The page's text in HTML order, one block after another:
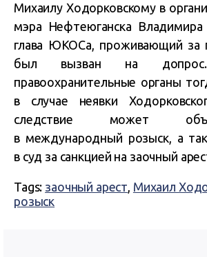
Михаилу Ходорковскому в
мэра Нефтеюганска Владимира
глава ЮКОСа, проживающий за
был вызван на допрос.
правоохранительные органы
в случае неявки
следствие может
в международный розыск, а
в суд за санкцией на заочный
Tags: заочный арест, Михаил
розыск